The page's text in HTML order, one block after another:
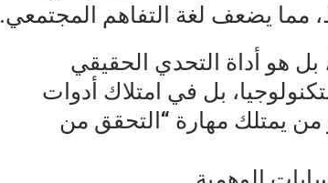
يضعف لغة التفاهم المجتمعي.
هو أداة التحدي الحقيقي
بل في امتلاك أدوات
من يمتلك مهارة “التحقق من